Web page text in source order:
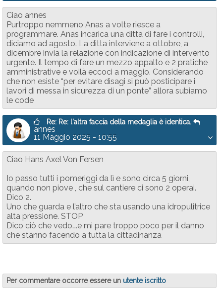
Ciao annes
Purtroppo nemmeno Anas a volte riesce a
programmare. Anas incarica una ditta di fare i controlli,
diciamo ad agosto. La ditta interviene a ottobre, a
dicembre invia la relazione con indicazione di intervento
urgente. Il tempo di fare un mezzo appalto e 2 pratiche
amministrative e voilà eccoci a maggio. Considerando
che non esiste “per evitare disagi si può posticipare i
lavori di messa in sicurezza di un ponte” allora subiamo
le code
Re: Re: l'altra faccia della medaglia è identica.
annes
11 Maggio 2025 - 10:55
Ciao Hans Axel Von Fersen
Io passo tutti i pomeriggi da lì e sono circa 5 giorni,
quando non piove , che sul cantiere ci sono 2 operai.
Dico 2.
Uno che guarda e l’altro che sta usando una idropulitrice
alta pressione. STOP
Dico ciò che vedo….e mi pare troppo poco per il danno
che stanno facendo a tutta la cittadinanza
Per commentare occorre essere un utente iscritto